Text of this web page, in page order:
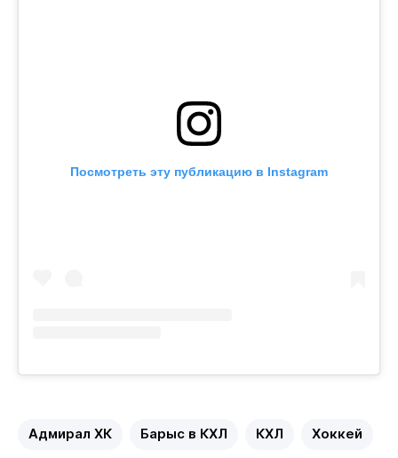
Посмотреть эту публикацию в Instagram
Адмирал ХК Барыс в КХЛ КХЛ Хоккей